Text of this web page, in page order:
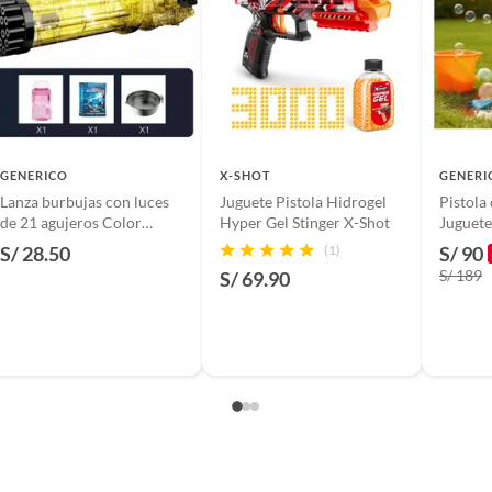
suplementos alimenticios, vitaminas.
con señales de uso, sin empaques, etiquetas o sellos.
pierde efecto.
GENERICO
Lanza burbujas con luces
de 21 agujeros Color
Amarillo
S/ 28.50
X-SHOT
Juguete Pistola Hidrogel
Hyper Gel Stinger X-Shot
(1)
S/ 69.90
Pistola
S/ 90
S/ 189